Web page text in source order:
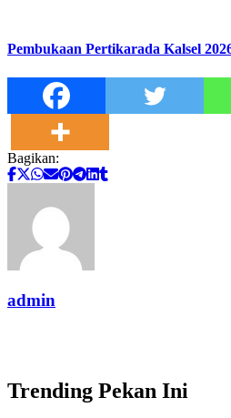
Pembukaan Pertikarada Kalsel
Bagikan:
admin
Trending Pekan Ini